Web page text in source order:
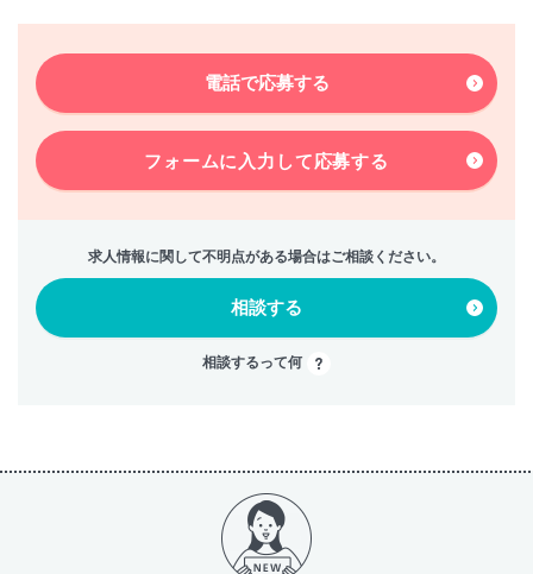
電話で応募する
フォームに入力して応募する
求人情報に関して不明点がある場合はご相談ください。
相談する
相談するって何